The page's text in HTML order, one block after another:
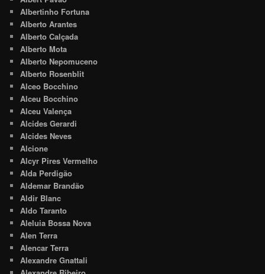
Albertinho Fortuna
Alberto Arantes
Alberto Calçada
Alberto Mota
Alberto Nepomuceno
Alberto Rosenblit
Alceo Bocchino
Alceu Bocchino
Alceu Valença
Alcides Gerardi
Alcides Neves
Alcione
Alcyr Pires Vermelho
Alda Perdigão
Aldemar Brandão
Aldir Blanc
Aldo Taranto
Aleluia Bossa Nova
Alen Terra
Alencar Terra
Alexandre Gnattali